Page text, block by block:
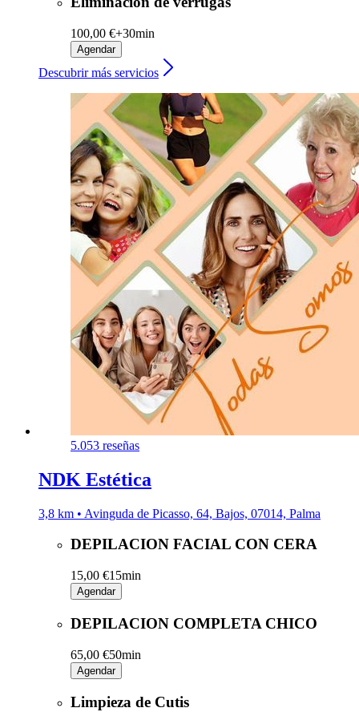
100,00 €+30min
Agendar
Descubrir más servicios
5.053 reseñas
NDK Estética
3,8 km • Avinguda de Picasso, 64, Bajos, 07014, Palma
DEPILACION FACIAL CON CERA
15,00 €15min
Agendar
DEPILACION COMPLETA CHICO
65,00 €50min
Agendar
Limpieza de Cutis